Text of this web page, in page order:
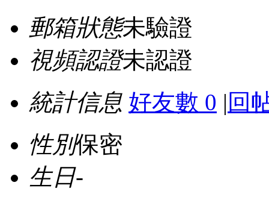
郵箱狀態未驗證
視頻認證未認證
統計信息 好友數 0 | 回
性別保密
生日-